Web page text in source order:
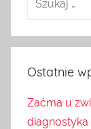
Ostatnie
Zaćma u
diagnostyka